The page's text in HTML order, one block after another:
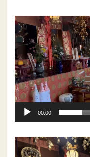
動
画
プ
レ
ー
ヤ
00:00